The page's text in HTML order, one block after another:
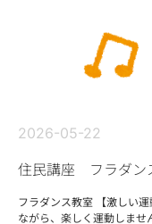
2026-05-22
住民講座 フラダン
フラダンス教室 【激しい
ながら、楽しく運動しま